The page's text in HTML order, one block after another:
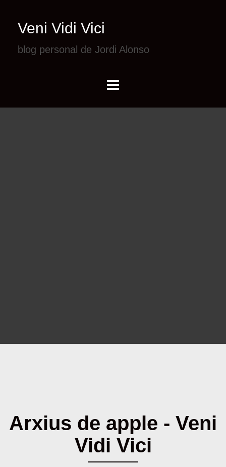
Veni Vidi Vici
blog personal de Jordi Alonso
Arxius de apple - Veni
Vidi Vici